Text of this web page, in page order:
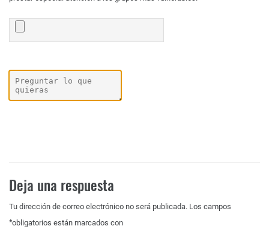
Deja una respuesta
Tu dirección de correo electrónico no será publicada. Los campos
obligatorios están marcados con
*